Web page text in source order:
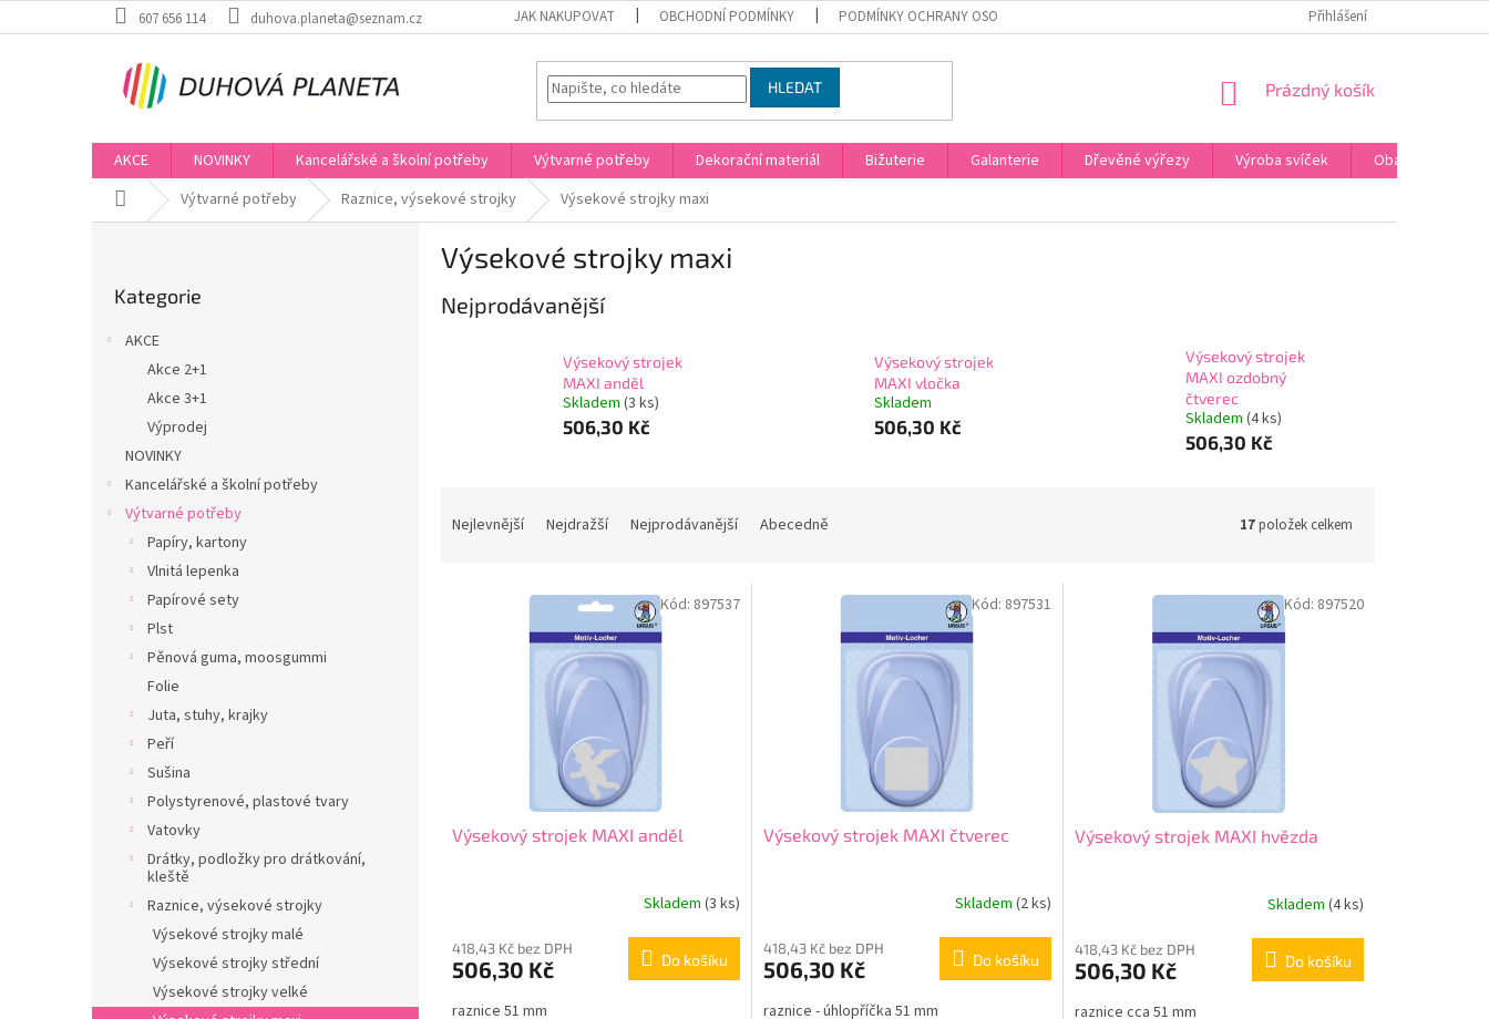
na
607 656 114 duhova.planeta@seznam.cz JAK NAKUPOVAT OBCHODNÍ PODMÍNKY PODMÍNKY OCHRANY OSOBNÍCH ÚDAJŮ UPLATNĚNÍ REKLAMACE
Přihlášení
HLEDAT
NÁKUPNÍ
Prázdný košík
AKCE NOVINKY Kancelářské a školní potřeby Výtvarné potřeby Dekorační materiál Bižuterie Galanterie Dřevěné výřezy Výroba svíček
Obalový materiál
Domů Výtvarné potřeby Raznice, výsekové strojky Výsekové strojky maxi
kategorie
Kategorie
AKCE
Akce 2+1
Akce 3+1
Výprodej
NOVINKY
Kancelářské a školní potřeby
Výtvarné potřeby
Papíry, kartony
Vlnitá lepenka
Papírové sety
Plst
Pěnová guma, moosgummi
Folie
Juta, stuhy, krajky
Peří
Sušina
Polystyrenové, plastové tvary
Vatovky
Drátky, podložky pro drátkování,
kleště
Raznice, výsekové strojky
Výsekové strojky malé
Výsekové strojky střední
Výsekové strojky velké
Výsekové strojky maxi
Nejprodávanější
Výsekový strojek
MAXI anděl
Skladem (3 ks)
506,30 Kč
Výsekový strojek
MAXI vločka
Skladem
506,30 Kč
Výsekový strojek
MAXI ozdobný
čtverec
Skladem (4 ks)
506,30 Kč
Nejlevnější Nejdražší Nejprodávanější Abecedně 17položek celkem
Výsekový strojek MAXI anděl
Skladem (3 ks)
418,43 Kč bez DPH
506,30 Kč Do košíku
raznice 51 mm
Kód: 897537
Výsekový strojek MAXI čtverec
Skladem (2 ks)
418,43 Kč bez DPH
506,30 Kč Do košíku
raznice - úhlopříčka 51 mm
Kód: 897531
Výsekový strojek MAXI hvězda
Skladem (4 ks)
418,43 Kč bez DPH
506,30 Kč Do košíku
raznice cca 51 mm
Kód: 897520